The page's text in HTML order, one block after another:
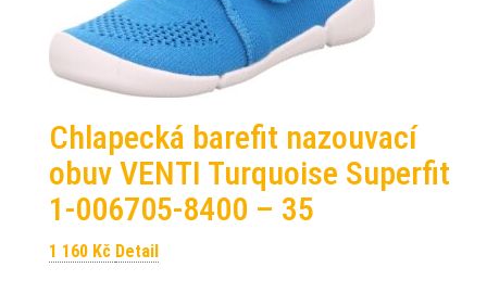
Chlapecká barefit nazouvací
obuv VENTI Turquoise Superfit
1-006705-8400 – 35
1 160 Kč Detail